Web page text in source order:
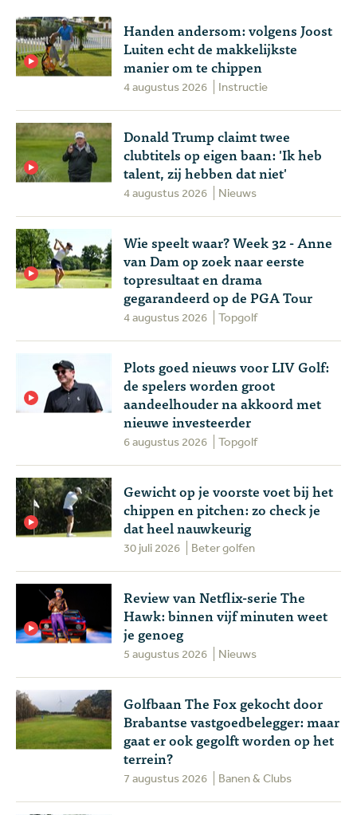
Handen andersom: volgens Joost
Luiten echt de makkelijkste
manier om te chippen
4 augustus 2026 Instructie
Donald Trump claimt twee
clubtitels op eigen baan: 'Ik heb
talent, zij hebben dat niet'
4 augustus 2026 Nieuws
Wie speelt waar? Week 32 - Anne
van Dam op zoek naar eerste
topresultaat en drama
gegarandeerd op de PGA Tour
4 augustus 2026 Topgolf
Plots goed nieuws voor LIV Golf:
de spelers worden groot
aandeelhouder na akkoord met
nieuwe investeerder
6 augustus 2026 Topgolf
Gewicht op je voorste voet bij het
chippen en pitchen: zo check je
dat heel nauwkeurig
30 juli 2026 Beter golfen
Review van Netflix-serie The
Hawk: binnen vijf minuten weet
je genoeg
5 augustus 2026 Nieuws
Golfbaan The Fox gekocht door
Brabantse vastgoedbelegger: maar
gaat er ook gegolft worden op het
terrein?
7 augustus 2026 Banen & Clubs